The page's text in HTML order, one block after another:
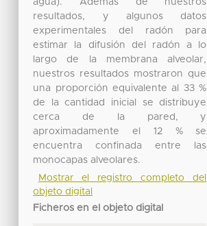
agua). Además de nuestros
resultados, y algunos datos
experimentales del radón para
estimar la difusión del radón a lo
largo de la membrana alveolar,
nuestros resultados mostraron que
una proporción equivalente al 33 %
de la cantidad inicial se distribuye
cerca de la pared, y
aproximadamente el 12 % se
encuentra confinada entre las
monocapas alveolares.
Mostrar el registro completo del
objeto digital
Ficheros en el objeto digital